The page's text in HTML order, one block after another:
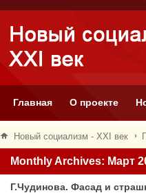
Главная О проекте
Новый социализм - XXI век
Monthly Archives: Март
Г.Чудинова. Фасад и